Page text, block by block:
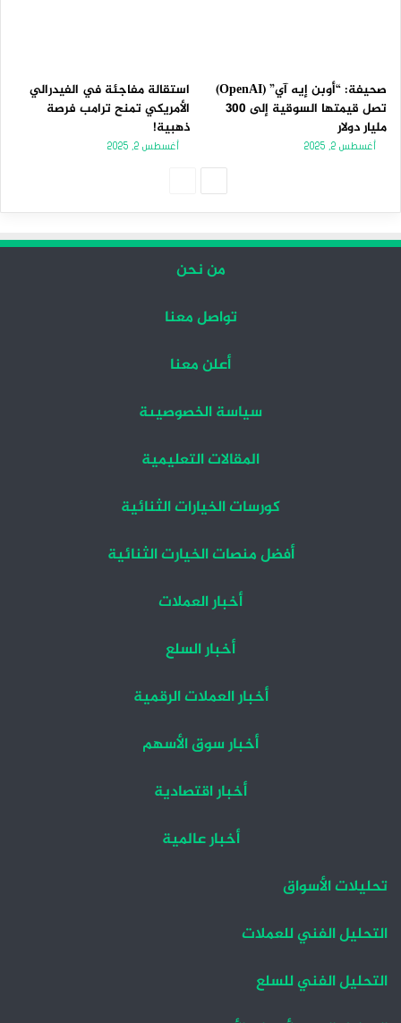
صحيفة: “أوبن إيه آي” (OpenAI)
تصل قيمتها السوقية إلى 300
مليار دولار
أغسطس 2, 2025
استقالة مفاجئة في الفيدرالي
الأمريكي تمنح ترامب فرصة
ذهبية!
أغسطس 2, 2025
من نحن
تواصل معنا
أعلن معنا
سياسة الخصوصيىة
المقالات التعليمية
كورسات الخيارات الثنائية
أفضل منصات الخيارت الثنائية
أخبار العملات
أخبار السلع
أخبار العملات الرقمية
أخبار سوق الأسهم
أخبار اقتصادية
أخبار عالمية
تحليلات الأسواق
التحليل الفني للعملات
التحليل الفني للسلع